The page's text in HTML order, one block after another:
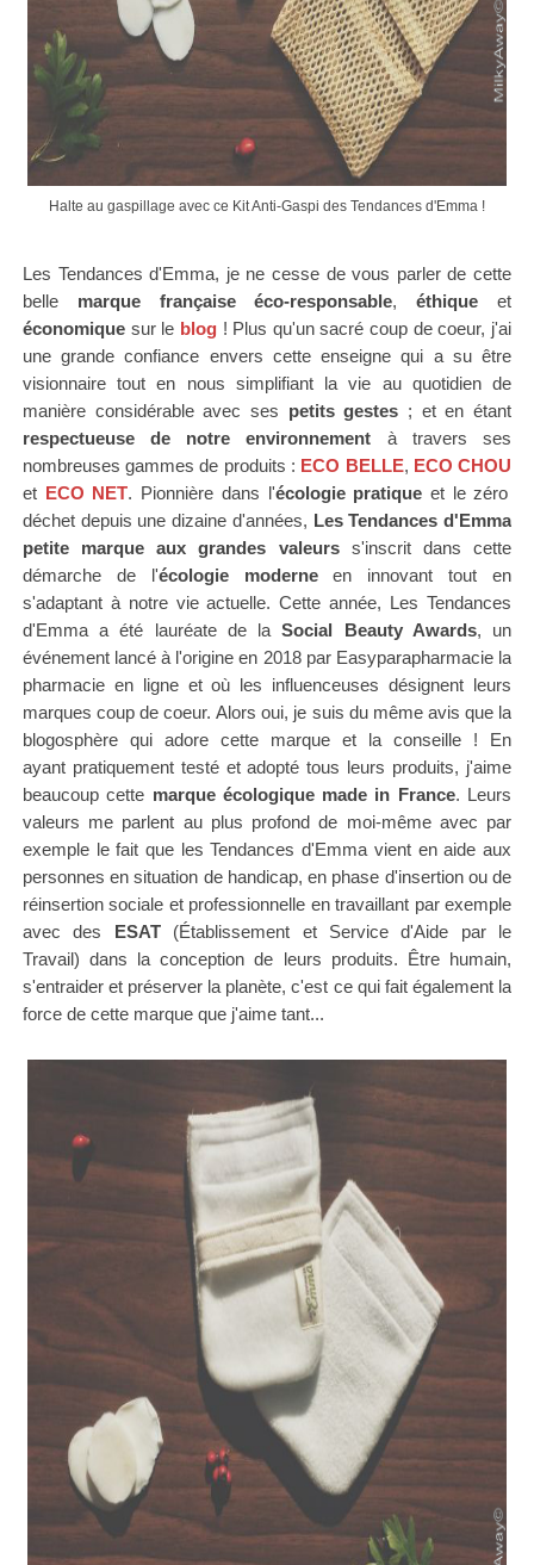
Halte au gaspillage avec ce Kit Anti-Gaspi des Tendances d'Emma !
Les Tendances d'Emma, je ne cesse de vous parler de cette
belle marque françaiseéco-responsable,éthiqueet
économiquesur le blog! Plus qu'un sacré coup de coeur, j'ai
une grande confiance envers cette enseigne qui a su être
visionnaire tout en nous simplifiant la vie au quotidien de
manière considérable avec ses petits gestes ; et en étant
respectueuse de notre environnement à travers ses
nombreuses gammes de produits : ECO BELLE, ECO CHOU
et ECO NET. Pionnière dans l'écologie pratique et le zéro
déchet depuis une dizaine d'années, Les Tendances d'Emma
petite marque aux grandes valeurss'inscrit dans cette
démarche de l'écologie moderneen innovant tout en
s'adaptant à notre vie actuelle.Cette année, Les Tendances
d'Emma a été lauréate de laSocial Beauty Awards, un
événement lancé à l'origine en 2018 par Easyparapharmacie la
pharmacie en ligne et où les influenceuses désignent leurs
marques coup de coeur.Alors oui, je suis du même avis que la
blogosphère qui adore cette marque et la conseille ! En
ayant pratiquement testé et adopté tous leurs produits, j'aime
beaucoup cette marque écologique made in France. Leurs
valeurs me parlent au plus profond de moi-même avec par
exemple le fait que les Tendances d'Emma vient en aide aux
personnes en situation de handicap, en phase d'insertion ou de
réinsertion sociale et professionnelle en travaillant par exemple
avec des ESAT(Établissement et Service d'Aide par le
Travail) dans la conception de leurs produits. Être humain,
s'entraider et préserver la planète, c'est ce qui fait également la
force de cette marque que j'aime tant...